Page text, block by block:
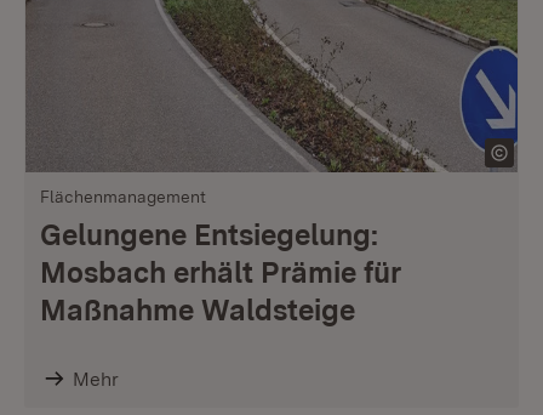
Flächenmanagement
Gelungene Entsiegelung:
Mosbach erhält Prämie für
Maßnahme Waldsteige
Mehr